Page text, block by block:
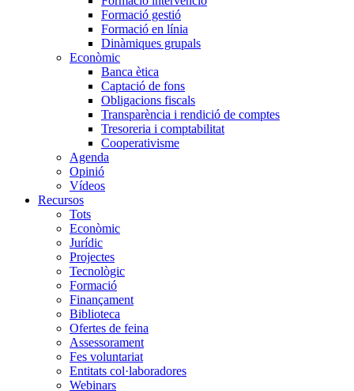
Formació gestió
Formació en línia
Dinàmiques grupals
Econòmic
Banca ètica
Captació de fons
Obligacions fiscals
Transparència i rendició de comptes
Tresoreria i comptabilitat
Cooperativisme
Agenda
Opinió
Vídeos
Recursos
Tots
Econòmic
Jurídic
Projectes
Tecnològic
Formació
Finançament
Biblioteca
Ofertes de feina
Assessorament
Fes voluntariat
Entitats col·laboradores
Webinars